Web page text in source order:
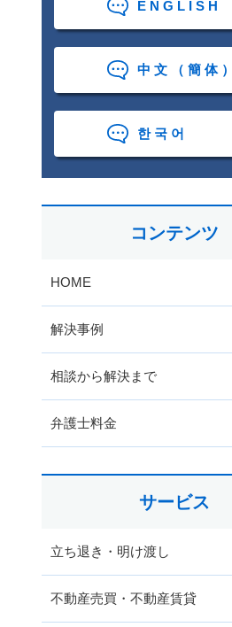
ENGLISH
中文（簡体）
한국어
コンテンツ
HOME
解決事例
相談から解決まで
弁護士料金
サービス
立ち退き・明け渡し
不動産売買・不動産賃貸